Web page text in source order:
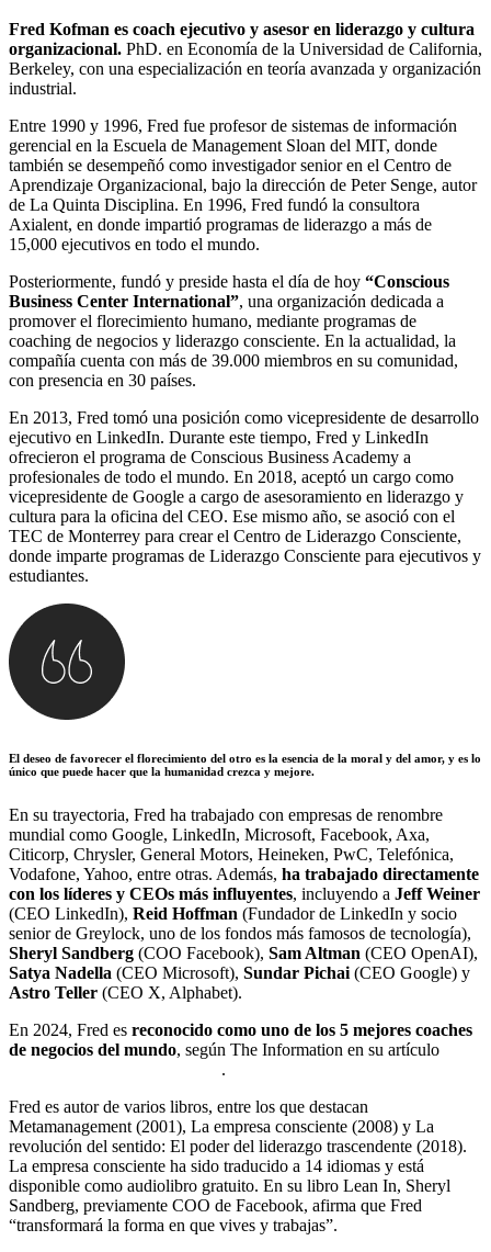
Fred Kofman es coach ejecutivo y asesor en liderazgo y cultura
organizacional. PhD. en Economía de la Universidad de California,
Berkeley, con una especialización en teoría avanzada y organización
industrial.
Entre 1990 y 1996, Fred fue profesor de sistemas de información
gerencial en la Escuela de Management Sloan del MIT, donde
también se desempeñó como investigador senior en el Centro de
Aprendizaje Organizacional, bajo la dirección de Peter Senge, autor
de La Quinta Disciplina. En 1996, Fred fundó la consultora
Axialent, en donde impartió programas de liderazgo a más de
15,000 ejecutivos en todo el mundo.
Posteriormente, fundó y preside hasta el día de hoy “Conscious
Business Center International”, una organización dedicada a
promover el florecimiento humano, mediante programas de
coaching de negocios y liderazgo consciente. En la actualidad, la
compañía cuenta con más de 39.000 miembros en su comunidad,
con presencia en 30 países.
En 2013, Fred tomó una posición como vicepresidente de desarrollo
ejecutivo en LinkedIn. Durante este tiempo, Fred y LinkedIn
ofrecieron el programa de Conscious Business Academy a
profesionales de todo el mundo. En 2018, aceptó un cargo como
vicepresidente de Google a cargo de asesoramiento en liderazgo y
cultura para la oficina del CEO. Ese mismo año, se asoció con el
TEC de Monterrey para crear el Centro de Liderazgo Consciente,
donde imparte programas de Liderazgo Consciente para ejecutivos y
estudiantes.
El deseo de favorecer el florecimiento del otro es la esencia de la moral y del amor, y es lo
único que puede hacer que la humanidad crezca y mejore.
En su trayectoria, Fred ha trabajado con empresas de renombre
mundial como Google, LinkedIn, Microsoft, Facebook, Axa,
Citicorp, Chrysler, General Motors, Heineken, PwC, Telefónica,
Vodafone, Yahoo, entre otras. Además, ha trabajado directamente
con los líderes y CEOs más influyentes, incluyendo a Jeff Weiner
(CEO LinkedIn), Reid Hoffman (Fundador de LinkedIn y socio
senior de Greylock, uno de los fondos más famosos de tecnología),
Sheryl Sandberg (COO Facebook), Sam Altman (CEO OpenAI),
Satya Nadella (CEO Microsoft), Sundar Pichai (CEO Google) y
Astro Teller (CEO X, Alphabet).
En 2024, Fred es reconocido como uno de los 5 mejores coaches
de negocios del mundo, según The Information en su artículo
.
Fred es autor de varios libros, entre los que destacan
Metamanagement (2001), La empresa consciente (2008) y La
revolución del sentido: El poder del liderazgo trascendente (2018).
La empresa consciente ha sido traducido a 14 idiomas y está
disponible como audiolibro gratuito. En su libro Lean In, Sheryl
Sandberg, previamente COO de Facebook, afirma que Fred
“transformará la forma en que vives y trabajas”.